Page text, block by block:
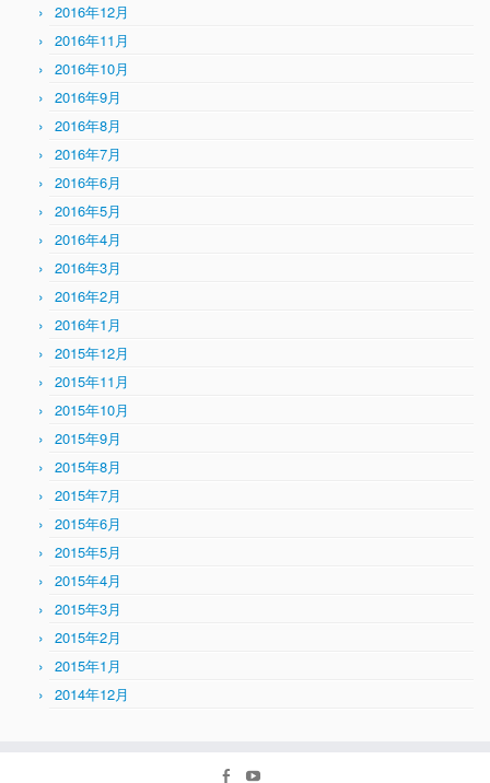
2016年12月
2016年11月
2016年10月
2016年9月
2016年8月
2016年7月
2016年6月
2016年5月
2016年4月
2016年3月
2016年2月
2016年1月
2015年12月
2015年11月
2015年10月
2015年9月
2015年8月
2015年7月
2015年6月
2015年5月
2015年4月
2015年3月
2015年2月
2015年1月
2014年12月